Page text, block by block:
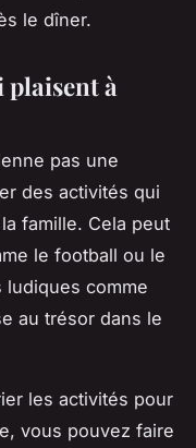
le dîner.
plaisent à
pas une
des activités qui
famille. Cela peut
le football ou le
ludiques comme
au trésor dans le
les activités pour
vous pouvez faire